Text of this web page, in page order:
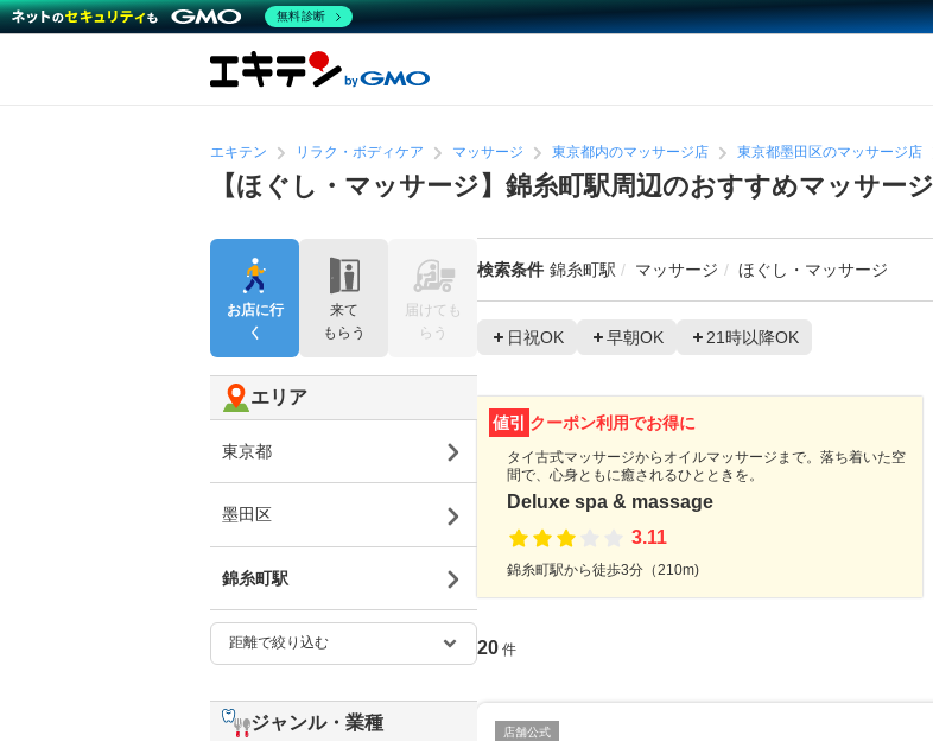
エキテン リラク・ボディケア マッサージ 東京都内のマッサージ店 東京都墨田区のマッサージ店
【ほぐし・マッサージ】錦糸町駅周辺のおすすめマッサー
検索条件 錦糸町駅 マッサージ ほぐし・マッサージ
日祝OK 早朝OK 21時以降OK
値引 クーポン利用でお得に
タイ古式マッサージからオイルマッサージまで。落ち着いた空
間で、心身ともに癒されるひとときを。
Deluxe spa & massage
3.11
錦糸町駅から徒歩3分（210m)
20 件
店舗公式
お店に行
く
来て
もらう
届けても
らう
エリア
東京都
墨田区
錦糸町駅
ジャンル・業種
無料診断